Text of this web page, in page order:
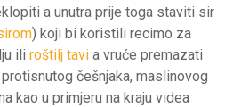
a unutra prije toga staviti sir
) koji bi koristili recimo za
ili roštilj tavi a vruće premazati
češnjaka, maslinovog
kao u primjeru na kraju videa